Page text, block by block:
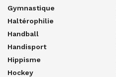
Gymnastique
Haltérophilie
Handball
Handisport
Hippisme
Hockey